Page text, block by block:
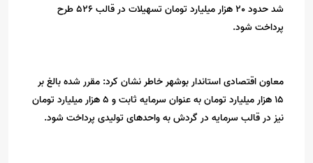
شد حدود 20 هزار میلیارد تومان تسهیلات در قالب 526 طرح
پرداخت شود.
معاون اقتصادی استاندار بوشهر خاطر نشان کرد: مقرر شده بالغ بر
15 هزار میلیارد تومان به عنوان سرمایه ثابت و 5 هزار میلیارد تومان
نیز در قالب سرمایه در گردش به واحدهای تولیدی پرداخت شود.